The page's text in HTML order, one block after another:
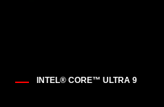
INTEL® CORE™ ULTRA 9